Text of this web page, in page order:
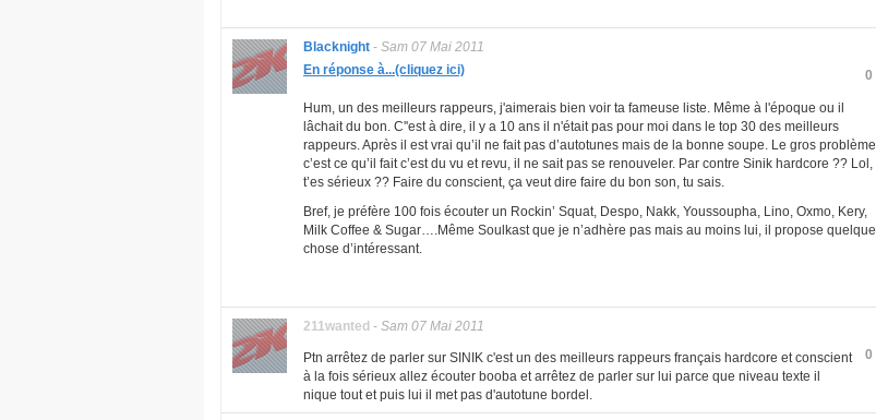
Blacknight - Sam 07 Mai 2011
0
En réponse à...(cliquez ici)
Hum, un des meilleurs rappeurs, j'aimerais bien voir ta fameuse liste. Même à l'époque ou il
lâchait du bon. C''est à dire, il y a 10 ans il n'était pas pour moi dans le top 30 des meilleurs
rappeurs. Après il est vrai qu’il ne fait pas d’autotunes mais de la bonne soupe. Le gros problème
c’est ce qu’il fait c’est du vu et revu, il ne sait pas se renouveler. Par contre Sinik hardcore ?? Lol,
t’es sérieux ?? Faire du conscient, ça veut dire faire du bon son, tu sais.
Bref, je préfère 100 fois écouter un Rockin’ Squat, Despo, Nakk, Youssoupha, Lino, Oxmo, Kery,
Milk Coffee & Sugar….Même Soulkast que je n’adhère pas mais au moins lui, il propose quelque
chose d’intéressant.
211wanted - Sam 07 Mai 2011
0
Ptn arrêtez de parler sur SINIK c'est un des meilleurs rappeurs français hardcore et conscient
à la fois sérieux allez écouter booba et arrêtez de parler sur lui parce que niveau texte il
nique tout et puis lui il met pas d'autotune bordel.